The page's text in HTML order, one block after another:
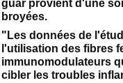
guar provient d'une
broyées.
"Les données de
l'utilisation des fibres
immunomodulateurs
cibler les troubles